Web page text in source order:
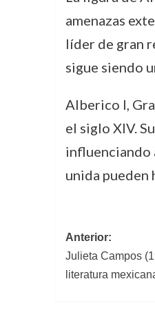
amenazas
líder de gran
sigue siendo
Alberico I,
el siglo XIV.
influenciando
unida pueden
de
Anterior:
Julieta Campos
literatura